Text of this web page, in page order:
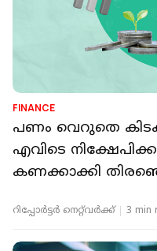
FINANCE
പണം വെറുതെ
എവിടെ
കണക്കാക്കി
റിപ്പോർട്ടർ നെറ്റ്‌വര്‍ക്ക്‌ 3 min